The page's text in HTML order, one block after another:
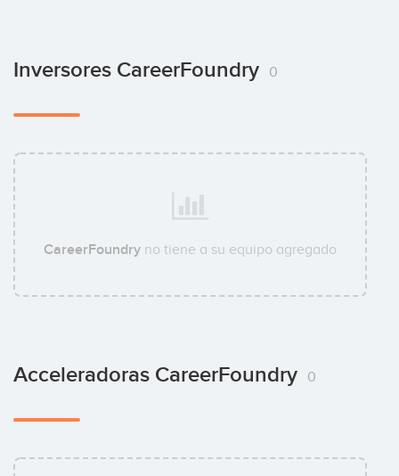
Inversores CareerFoundry 0
CareerFoundry no tiene a su equipo agregado
Acceleradoras CareerFoundry 0